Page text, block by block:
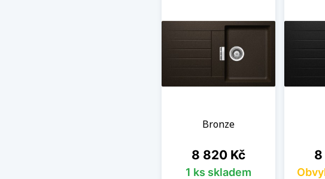
Bronze
Cena
8 820 Kč
1 ks skladem
8